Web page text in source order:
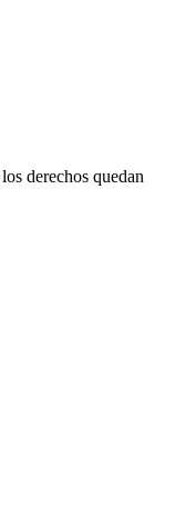
derechos quedan